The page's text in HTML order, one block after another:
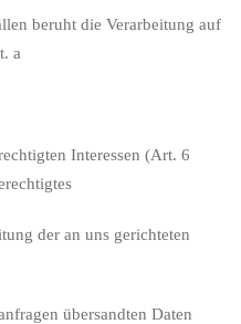
beruht die Verarbeitung auf
a
Interessen (Art. 6
der an uns gerichteten
übersandten Daten